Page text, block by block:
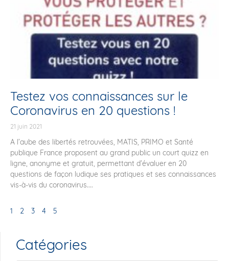
Testez vos connaissances sur le
Coronavirus en 20 questions !
21 juin 2021
A l’aube des libertés retrouvées, MATIS, PRIMO et Santé
publique France proposent au grand public un court quizz en
ligne, anonyme et gratuit, permettant d’évaluer en 20
questions de façon ludique ses pratiques et ses connaissances
vis-à-vis du coronavirus....
1 2 3 4 5
Catégories